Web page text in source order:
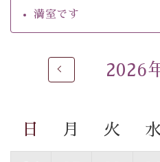
【温泉】
自家源泉「美翠源泉」は酸化
るご入浴をお愉しみください
■お座敷風呂（大浴場）
す。
満室です
2026
日 月 火 水